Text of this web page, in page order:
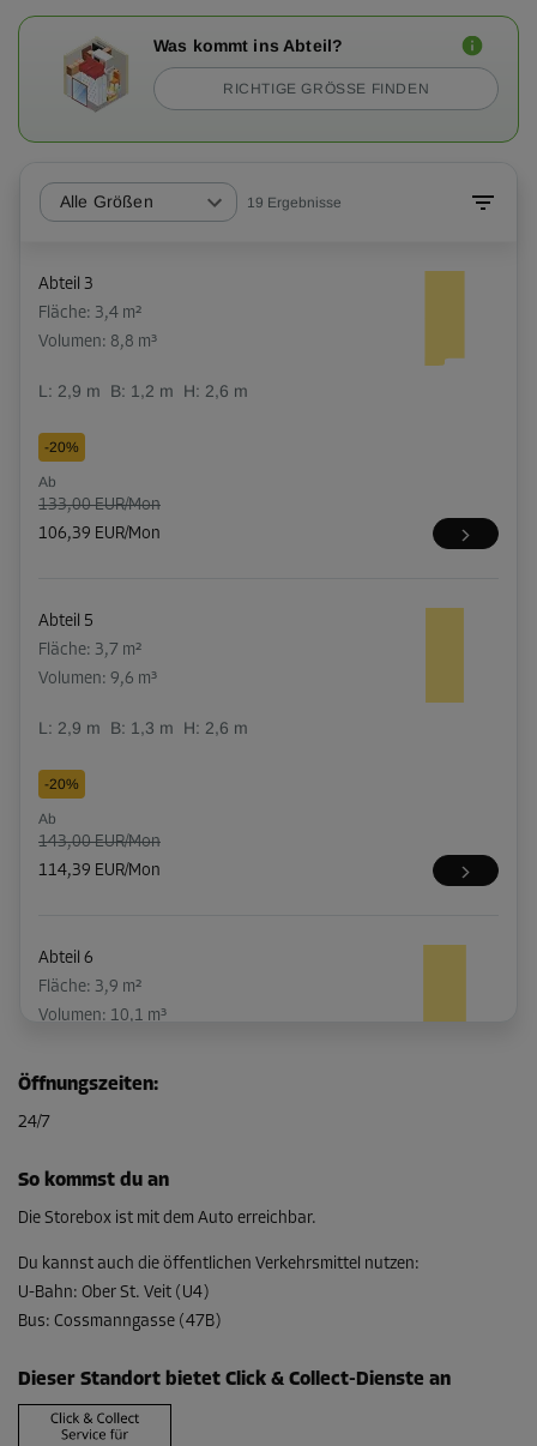
Was kommt ins Abteil?
RICHTIGE GRÖSSE FINDEN
Alle Größen 19 Ergebnisse
Abteil 3
Fläche: 3,4 m²
Volumen: 8,8 m³
L: 2,9 m B: 1,2 m H: 2,6 m
-20%
Ab
133,00 EUR/Mon
106,39 EUR/Mon
Abteil 5
Fläche: 3,7 m²
Volumen: 9,6 m³
L: 2,9 m B: 1,3 m H: 2,6 m
-20%
Ab
143,00 EUR/Mon
114,39 EUR/Mon
Abteil 6
Fläche: 3,9 m²
Volumen: 10,1 m³
-20%
148,00 EUR/Mon
118,39 EUR/Mon
Abteil 16
Fläche: 2,9 m²
L:2,5m B:1,2m
Öffnungszeiten:
24/7
So kommst du an
Die Storebox ist mit dem Auto erreichbar.
Du kannst auch die öffentlichen Verkehrsmittel nutzen:
U-Bahn: Ober St. Veit (U4)
Bus: Cossmanngasse (47B)
Dieser Standort bietet Click & Collect-Dienste an